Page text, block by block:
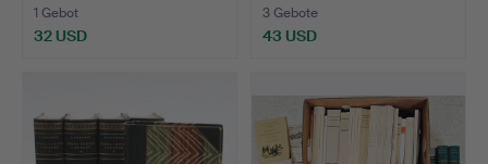
1 Gebot
32 USD
3 Gebote
43 USD